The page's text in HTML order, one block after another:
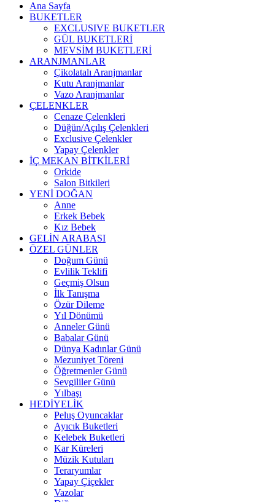
Ana Sayfa
BUKETLER
EXCLUSIVE BUKETLER
GÜL BUKETLERİ
MEVSİM BUKETLERİ
ARANJMANLAR
Çikolatalı Aranjmanlar
Kutu Aranjmanlar
Vazo Aranjmanlar
ÇELENKLER
Cenaze Çelenkleri
Düğün/Açılış Çelenkleri
Exclusive Çelenkler
Yapay Çelenkler
İÇ MEKAN BİTKİLERİ
Orkide
Salon Bitkileri
YENİ DOĞAN
Anne
Erkek Bebek
Kız Bebek
GELİN ARABASI
ÖZEL GÜNLER
Doğum Günü
Evlilik Teklifi
Geçmiş Olsun
İlk Tanışma
Özür Dileme
Yıl Dönümü
Anneler Günü
Babalar Günü
Dünya Kadınlar Günü
Mezuniyet Töreni
Öğretmenler Günü
Sevgililer Günü
Yılbaşı
HEDİYELİK
Peluş Oyuncaklar
Ayıcık Buketleri
Kelebek Buketleri
Kar Küreleri
Müzik Kutuları
Teraryumlar
Yapay Çiçekler
Vazolar